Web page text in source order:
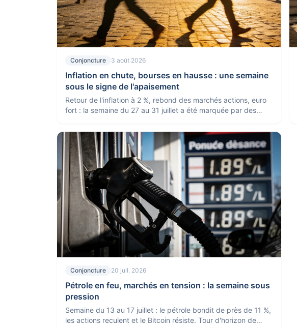
Conjoncture 3 août 2026
Inflation en chute, bourses en hausse : une semaine
sous le signe de l'apaisement
Retour de l'inflation à 2 %, rebond des marchés actions, euro
fort : la semaine du 27 au 31 juillet a été marquée par des
Conjoncture 20 juil. 2026
Pétrole en feu, marchés en tension : la semaine sous
pression
Semaine du 13 au 17 juillet : le pétrole bondit de près de 11 %,
les actions reculent et le Bitcoin résiste. Tour d'horizon de